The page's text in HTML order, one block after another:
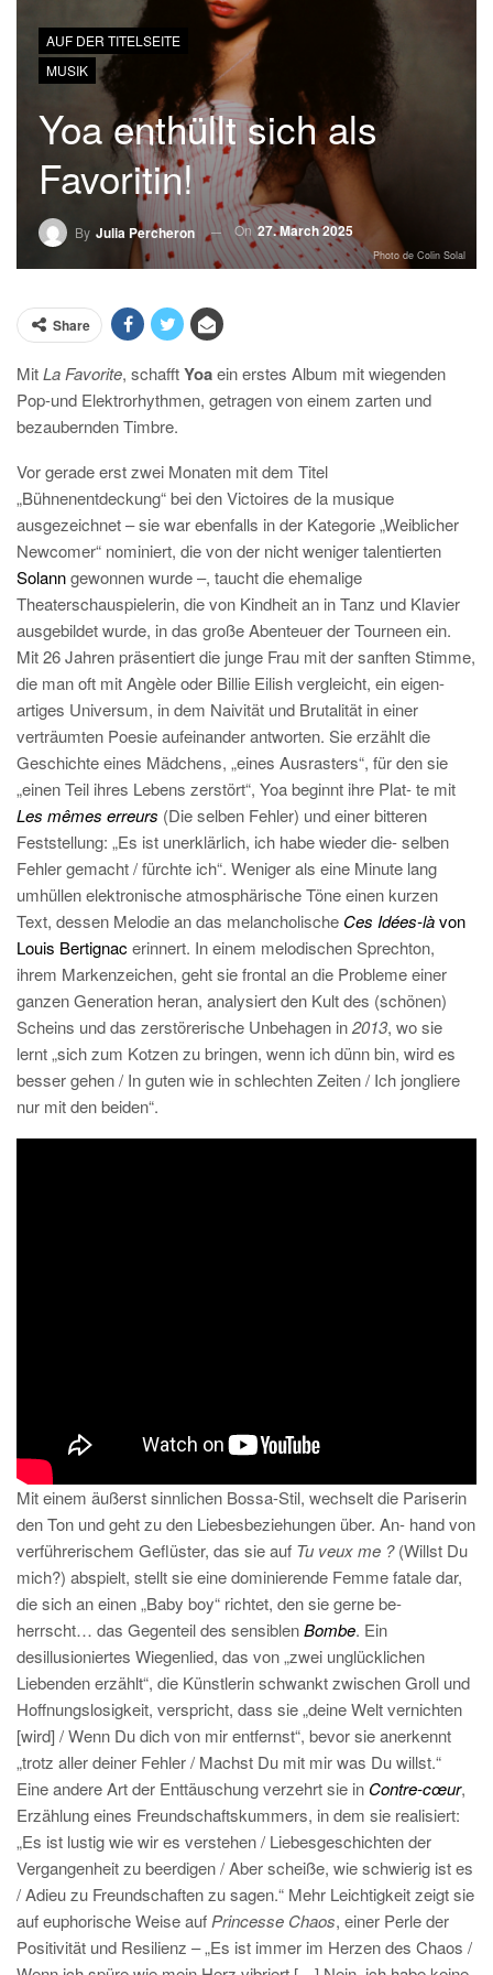
AUF DER TITELSEITE
MUSIK
Yoa enthüllt sich als
Favoritin!
By Julia Percheron On 27. March 2025
Photo de Colin Solal
Share
MitLa Favorite, schafftYoaein erstes Album mit wiegenden
Pop-und Elektrorhythmen, getragen von einem zarten und
bezaubernden Timbre.
Vor gerade erst zwei Monaten mit dem Titel
„Bühnenentdeckung“ bei den Victoires de la musique
ausgezeichnet – sie war ebenfalls in der Kategorie „Weiblicher
Newcomer“ nominiert, die von der nicht weniger talentierten
Solanngewonnen wurde –, taucht die ehemalige
Theaterschauspielerin, die von Kindheit an in Tanz und Klavier
ausgebildet wurde, in das große Abenteuer der Tourneen ein.
Mit 26 Jahren präsentiert die junge Frau mit der sanften Stimme,
die man oft mit Angèle oder Billie Eilish vergleicht, ein eigen-
artiges Universum, in dem Naivität und Brutalität in einer
verträumten Poesie aufeinander antworten. Sie erzählt die
Geschichte eines Mädchens, „eines Ausrasters“, für den sie
„einen Teil ihres Lebens zerstört“, Yoa beginnt ihre Plat- te mit
Les mêmes erreurs (Die selben Fehler) und einer bitteren
Feststellung: „Es ist unerklärlich, ich habe wieder die- selben
Fehler gemacht / fürchte ich“. Weniger als eine Minute lang
umhüllen elektronische atmosphärische Töne einen kurzen
Text, dessen Melodie an das melancholische Ces Idées-làvon
Louis Bertignac erinnert. In einem melodischen Sprechton,
ihrem Markenzeichen, geht sie frontal an die Probleme einer
ganzen Generation heran, analysiert den Kult des (schönen)
Scheins und das zerstörerische Unbehagen in2013, wo sie
lernt „sich zum Kotzen zu bringen, wenn ich dünn bin, wird es
besser gehen / In guten wie in schlechten Zeiten / Ich jongliere
nur mit den beiden“.
Mit einem äußerst sinnlichen Bossa-Stil, wechselt die Pariserin
den Ton und geht zu den Liebesbeziehungen über. An- hand von
verführerischem Geflüster, das sie auf Tu veux me ?(Willst Du
mich?) abspielt, stellt sie eine dominierende Femme fatale dar,
die sich an einen „Baby boy“ richtet, den sie gerne be-
herrscht… das Gegenteil des sensiblenBombe. Ein
desillusioniertes Wiegenlied, das von „zwei unglücklichen
Liebenden erzählt“, die Künstlerin schwankt zwischen Groll und
Hoffnungslosigkeit, verspricht, dass sie „deine Welt vernichten
[wird] / Wenn Du dich von mir entfernst“, bevor sie anerkennt
„trotz aller deiner Fehler / Machst Du mit mir was Du willst.“
Eine andere Art der Enttäuschung verzehrt sie in Contre-cœur,
Erzählung eines Freundschaftskummers, in dem sie realisiert:
„Es ist lustig wie wir es verstehen / Liebesgeschichten der
Vergangenheit zu beerdigen / Aber scheiße, wie schwierig ist es
/ Adieu zu Freundschaften zu sagen.“ Mehr Leichtigkeit zeigt sie
auf euphorische Weise auf Princesse Chaos, einer Perle der
Positivität und Resilienz – „Es ist immer im Herzen des Chaos /